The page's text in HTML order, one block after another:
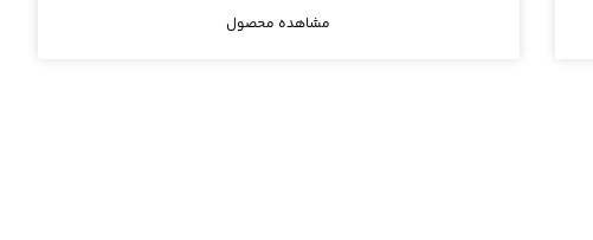
مشاهده محصول